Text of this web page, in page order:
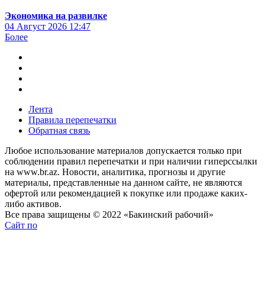
Экономика на развилке
04 Август 2026 12:47
Более
Лента
Правила перепечатки
Обратная связь
Любое использование материалов допускается только при
соблюдении правил перепечатки и при наличии гиперссылки
на www.br.az. Новости, аналитика, прогнозы и другие
материалы, представленные на данном сайте, не являются
офертой или рекомендацией к покупке или продаже каких-
либо активов.
Все права защищены © 2022 «Бакинский рабочий»
Сайт по